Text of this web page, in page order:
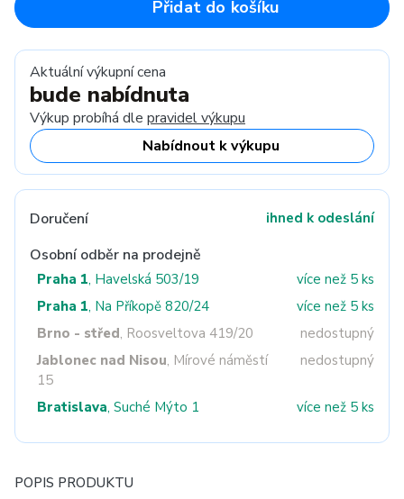
Přidat do košíku
Aktuální výkupní cena
bude nabídnuta
Výkup probíhá dle pravidel výkupu
Nabídnout k výkupu
Doručení ihned k odeslání
Osobní odběr na prodejně
Praha 1, Havelská 503/19
více než 5 ks
Praha 1, Na Příkopě 820/24
více než 5 ks
Brno - střed, Roosveltova 419/20
nedostupný
Jablonec nad Nisou, Mírové náměstí
15
nedostupný
Bratislava, Suché Mýto 1 více než 5 ks
POPIS PRODUKTU